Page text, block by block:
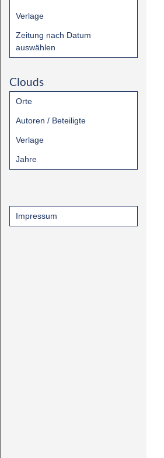
Verlage
Zeitung nach Datum
auswählen
Clouds
Orte
Autoren / Beteiligte
Verlage
Jahre
Impressum